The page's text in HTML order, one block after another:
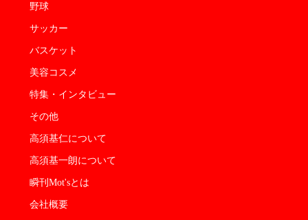
野球
サッカー
バスケット
美容コスメ
特集・インタビュー
その他
高須基仁について
高須基一朗について
瞬刊Mot'sとは
会社概要